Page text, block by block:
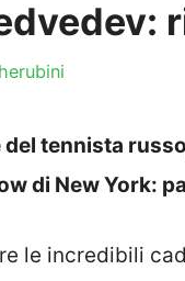
del tennista
di New York:
le incredibili